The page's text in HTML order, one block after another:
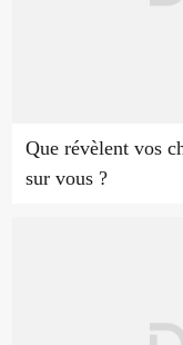
Que révèlent vos
sur vous ?